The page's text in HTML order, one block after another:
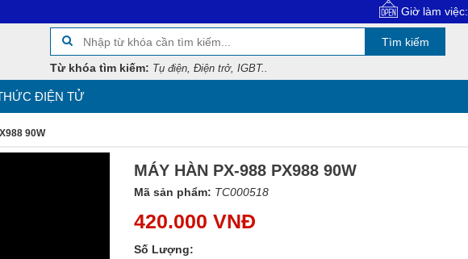
Giờ làm việc: 8:00 - 17:30
Tìm kiếm
Từ khóa tìm kiếm: Tụ điện, Điện trở, IGBT..
ĐIỆN TỬ
90W
MÁY HÀN PX-988 PX988 90W
Mã sản phẩm: TC000518
420.000 VNĐ
Số Lượng: